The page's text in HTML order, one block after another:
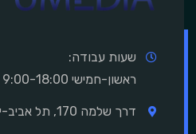
שעות עבודה:
ראשון-חמישי 9:00-18:00
דרך שלמה 170, תל אביב-יפו